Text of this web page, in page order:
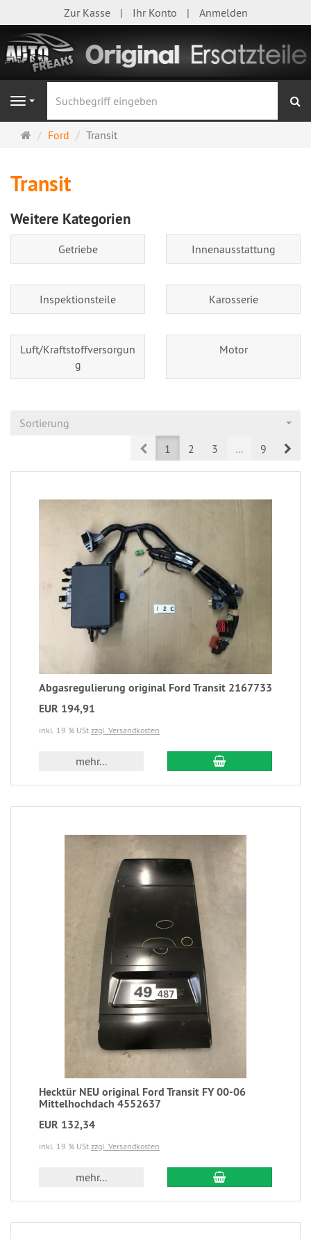
Zur Kasse Ihr Konto Anmelden
Navigation
Startseite
Ford Transit
Transit
Weitere Kategorien
Getriebe Innenausstattung
Inspektionsteile Karosserie
Luft/Kraftstoffversorgun
g
Motor
Sortierung
Prev1 2 3 ... 9
Abgasregulierung original Ford Transit 2167733
EUR 194,91
inkl. 19 % USt zzgl. Versandkosten
mehr...
Hecktür NEU original Ford Transit FY 00-06
Mittelhochdach 4552637
EUR 132,34
inkl. 19 % USt zzgl. Versandkosten
mehr...